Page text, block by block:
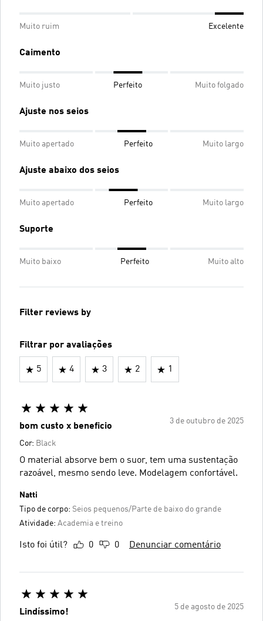
Muito ruim Excelente
Caimento
Muito justo Perfeito Muito folgado
Ajuste nos seios
Muito apertado Perfeito Muito largo
Ajuste abaixo dos seios
Muito apertado Perfeito Muito largo
Suporte
Muito baixo Perfeito Muito alto
Filter reviews by
Filtrar por avaliações
5 4 3 2 1
3 de outubro de 2025
bom custo x beneficio
Cor: Black
O material absorve bem o suor, tem uma sustentação
razoável, mesmo sendo leve. Modelagem confortável.
Natti
Tipo de corpo: Seios pequenos/Parte de baixo do grande
Atividade: Academia e treino
Isto foi útil? 0 0 Denunciar comentário
5 de agosto de 2025
Lindíssimo!